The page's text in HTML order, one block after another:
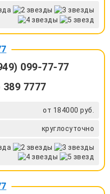
099-77-77
7777
от 184000 руб.
круглосуточно